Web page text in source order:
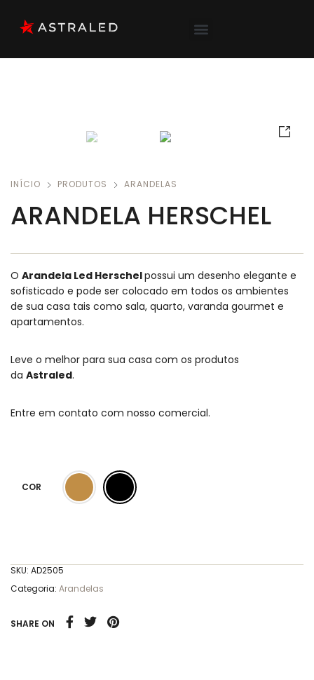
INÍCIO PRODUTOS ARANDELAS
ARANDELA HERSCHEL
O Arandela Led Herschelpossui um desenho elegante e
sofisticado e pode ser colocado em todos os ambientes
de sua casa tais como sala, quarto, varanda gourmet e
apartamentos.
Leve o melhor para sua casa com os produtos
da Astraled.
Entre em contato com nosso comercial.
COR
SKU: AD2505
Categoria: Arandelas
SHARE ON